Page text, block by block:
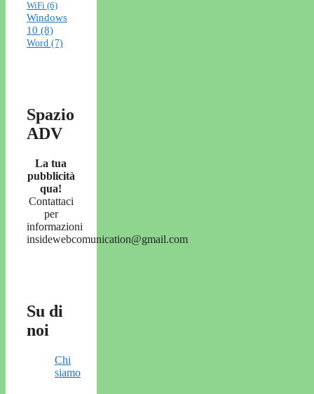
WiFi (6)
Windows
10 (8)
Word (7)
Spazio
ADV
La tua
pubblicità
qua!
Contattaci
per
informazioni
insidewebcomunication@gmail.com
Su di
noi
Chi
siamo